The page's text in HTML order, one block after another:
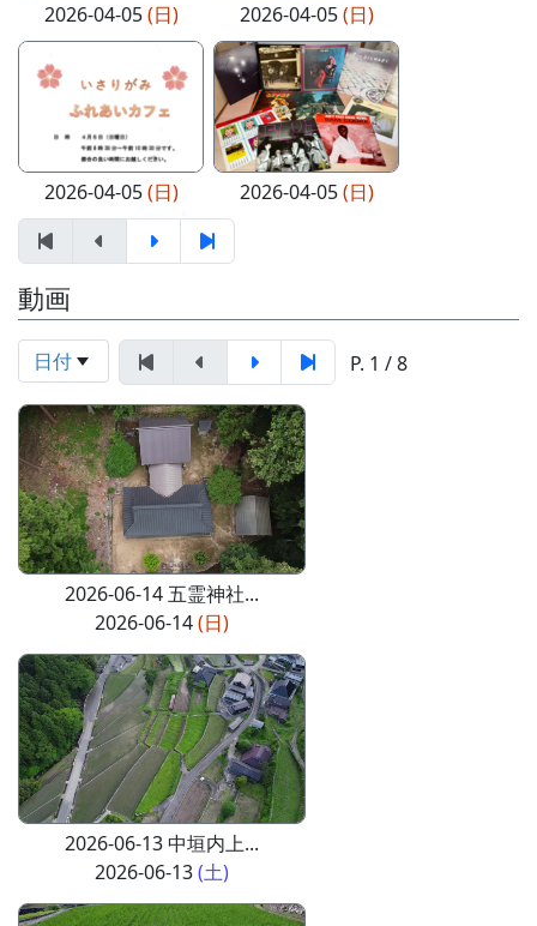
2026-04-05(日) 2026-04-05(日)
2026-04-05(日) 2026-04-05(日)
動画
日付 P. 1 / 8
2026-06-14 五霊神社...
2026-06-14(日)
2026-06-13 中垣内上...
2026-06-13(土)